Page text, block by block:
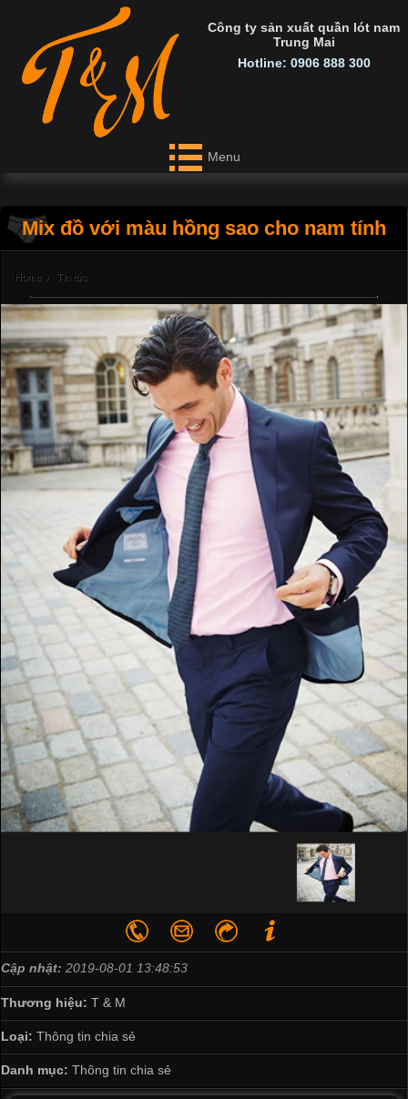
Công ty sản xuất quần lót nam
Trung Mai
Hotline: 0906 888 300
Menu
Mix đồ với màu hồng sao cho nam tính
Home › Tin tức
Cập nhật: 2019-08-01 13:48:53
Thương hiệu: T & M
Loại: Thông tin chia sẻ
Danh mục: Thông tin chia sẻ